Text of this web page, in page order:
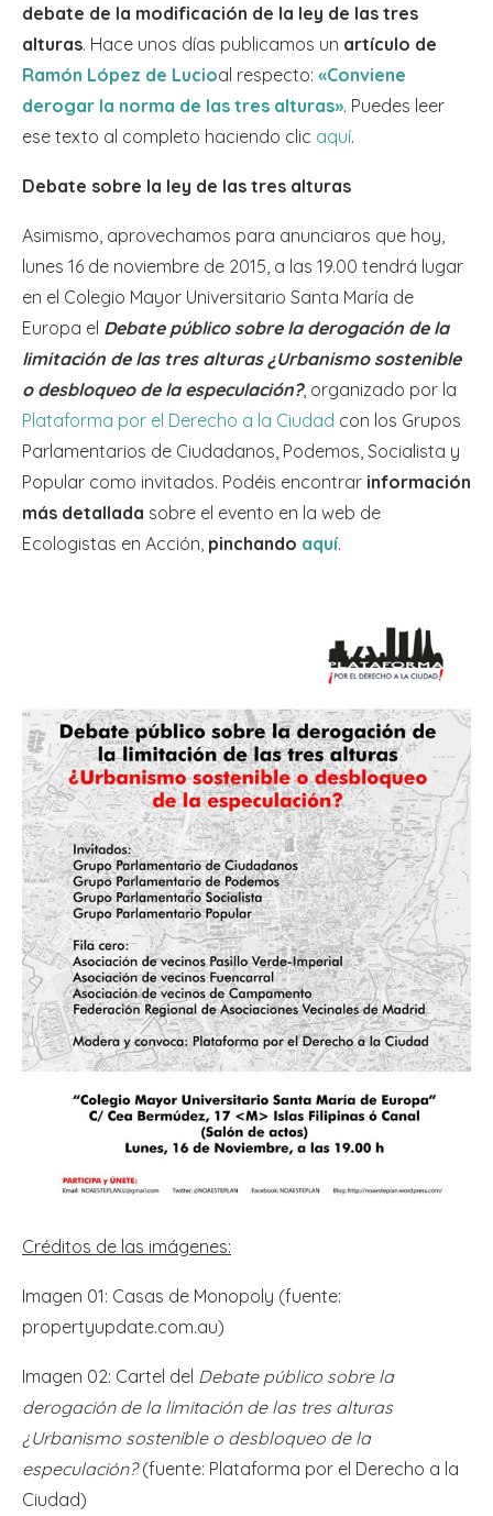
debate de la modificación de la ley de las tres
alturas. Hace unos días publicamos un artículo de
Ramón López de Lucioal respecto: «Conviene
derogar la norma de las tres alturas». Puedes leer
ese texto al completo haciendo clic aquí.
Debate sobre la ley de las tres alturas
Asimismo, aprovechamos para anunciaros que hoy,
lunes 16 de noviembre de 2015, a las 19.00 tendrá lugar
en el Colegio Mayor Universitario Santa María de
Europa el Debate público sobre la derogación de la
limitación de las tres alturas ¿Urbanismo sostenible
o desbloqueo de la especulación?, organizado por la
Plataforma por el Derecho a la Ciudad con los Grupos
Parlamentarios de Ciudadanos, Podemos, Socialista y
Popular como invitados. Podéis encontrar información
más detallada sobre el evento en la web de
Ecologistas en Acción, pinchando aquí.
Créditos de las imágenes:
Imagen 01: Casas de Monopoly (fuente:
propertyupdate.com.au)
Imagen 02: Cartel del Debate público sobre la
derogación de la limitación de las tres alturas
¿Urbanismo sostenible o desbloqueo de la
especulación?(fuente: Plataforma por el Derecho a la
Ciudad)